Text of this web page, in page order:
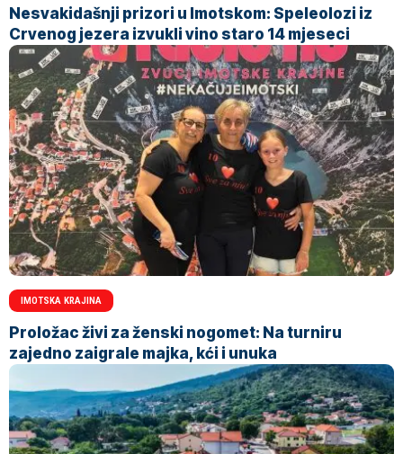
Nesvakidašnji prizori u Imotskom: Speleolozi iz
Crvenog jezera izvukli vino staro 14 mjeseci
IMOTSKA KRAJINA
Proložac živi za ženski nogomet: Na turniru
zajedno zaigrale majka, kći i unuka